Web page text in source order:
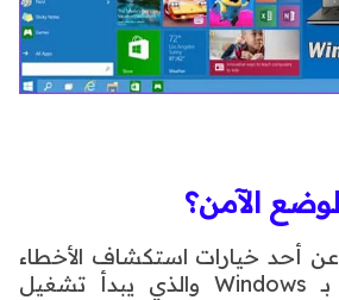
الآمن؟
عن أحد خيارات استكشاف الأخطاء
وإصلاحها الخاصة بـ Windows والذي يبدأ تشغيل